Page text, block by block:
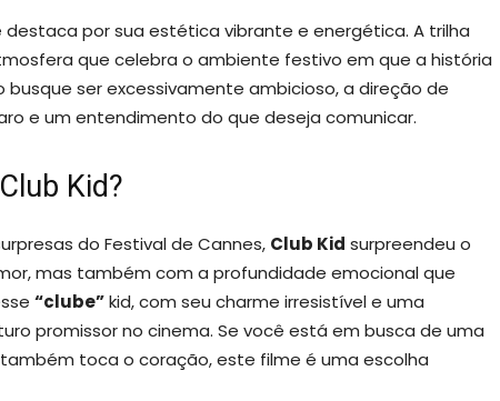
destaca por sua estética vibrante e energética. A trilha
que celebra o ambiente festivo em que a história
busque ser excessivamente ambicioso, a direção de
e um entendimento do que deseja comunicar.
Kid?
do Festival de Cannes, Club Kid surpreendeu o
mas também com a profundidade emocional que
“clube”kid, com seu charme irresistível e uma
promissor no cinema. Se você está em busca de uma
toca o coração, este filme é uma escolha